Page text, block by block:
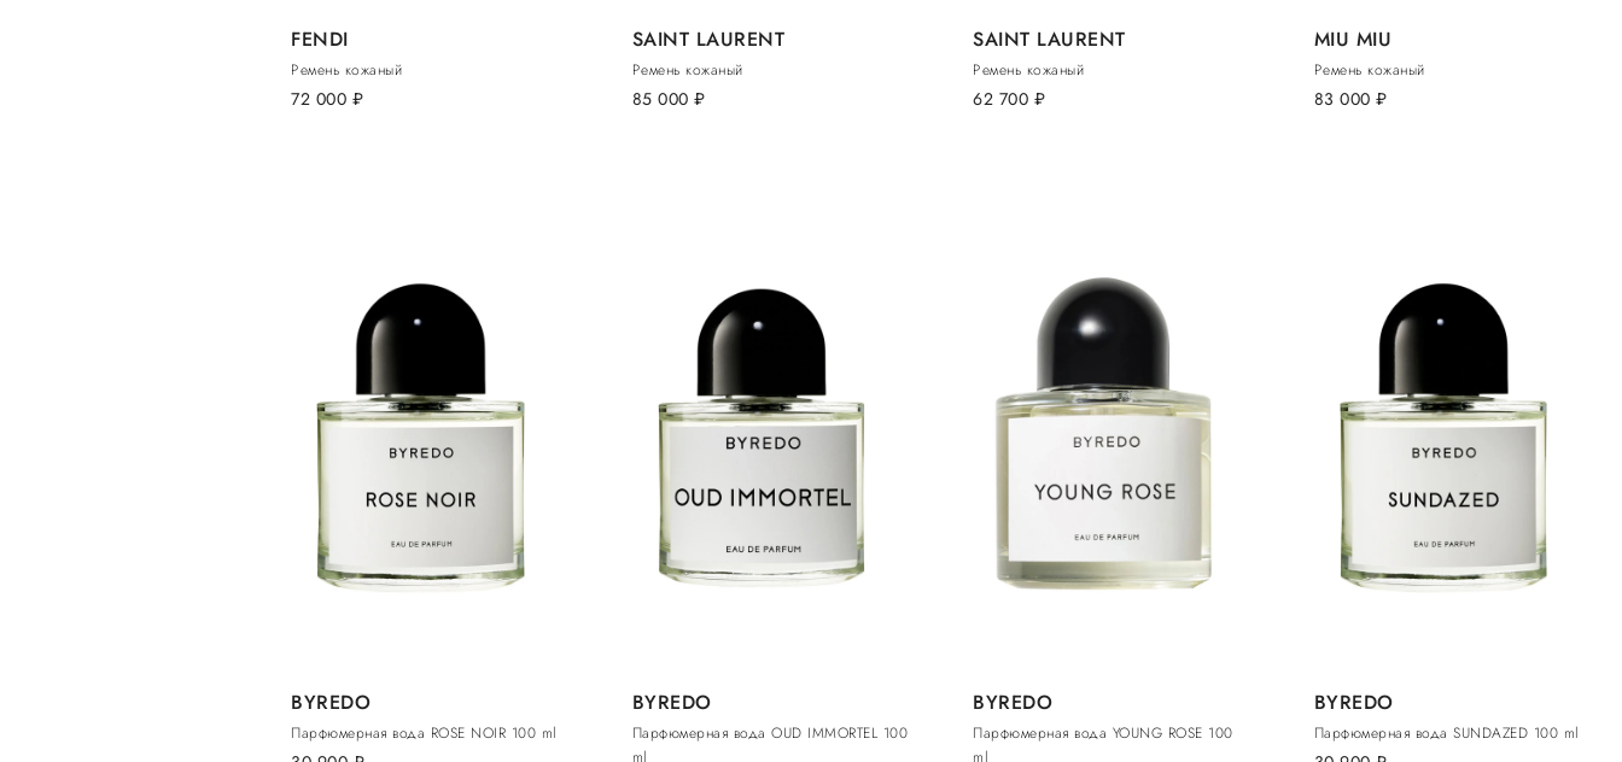
FENDI
Ремень кожаный
72 000 руб.
SAINT LAURENT
Ремень кожаный
85 000 руб.
SAINT LAURENT
Ремень кожаный
62 700 руб.
MIU MIU
Ремень кожаный
83 000 руб.
BYREDO
Парфюмерная вода ROSE NOIR 100 ml
BYREDO
Парфюмерная вода OUD IMMORTEL 100
BYREDO
Парфюмерная вода YOUNG ROSE 100
BYREDO
Парфюмерная вода SUNDAZED 100 ml